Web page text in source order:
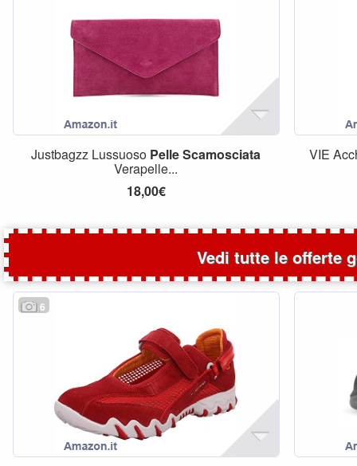
Justbagzz Lussuoso PelleScamosciata
Verapelle...
18,00€
VIE
Vedi tutte le offerte
6